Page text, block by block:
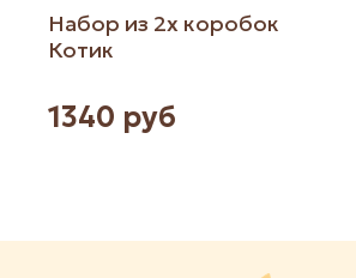
Набор из 2х коробок
Котик
1340 руб